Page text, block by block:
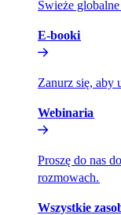
Świeże
E-booki​​
Zanurz się, aby
Webinaria​​
Proszę do nas
rozmowach.​​
Wszystkie